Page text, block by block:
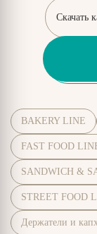
Скачать
BAKERY LINE
FAST FOOD
SANDWICH &
STREET FOOD
Держатели и